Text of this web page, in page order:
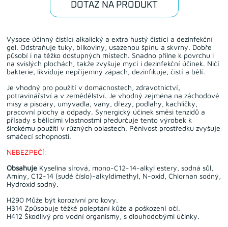
DOTAZ NA PRODUKT
Vysoce účinný čistící alkalický a extra hustý čistící a dezinfekční
gel. Odstraňuje tuky, bílkoviny, usazenou špínu a skvrny. Dobře
působí i na těžko dostupných místech. Snadno přilne k povrchu i
na svislých plochách, takže zvyšuje mycí i dezinfekční účinek. Ničí
bakterie, likviduje nepříjemný zápach, dezinfikuje, čistí a bělí.
Je vhodný pro použití v domácnostech, zdravotnictví,
potravinářství a v zemědělství. Je vhodný zejména na záchodové
mísy a pisoáry, umyvadla, vany, dřezy, podlahy, kachličky,
pracovní plochy a odpady. Synergický účinek směsi tenzidů a
přísady s bělícími vlastnostmi předurčuje tento výrobek k
širokému použití v různých oblastech. Pěnivost prostředku zvyšuje
smáčecí schopnosti.
NEBEZPEČÍ:
Obsahuje Kyselina sírová, mono-C12-14-alkyl estery, sodná sůl,
Aminy, C12-14 (sudé číslo)-alkyldimethyl, N-oxid, Chlornan sodný,
Hydroxid sodný.
H290 Může být korozivní pro kovy.
H314 Způsobuje těžké poleptání kůže a poškození očí.
H412 Škodlivý pro vodní organismy, s dlouhodobými účinky.